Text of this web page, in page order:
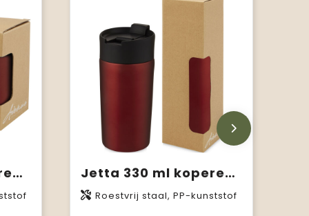
Jetta 180 ml koperen vacuüm geïsoleerde beker Jetta 330 ml koperen vacuüm geïsoleerde beker
Roestvrij staal, PP-kunststof